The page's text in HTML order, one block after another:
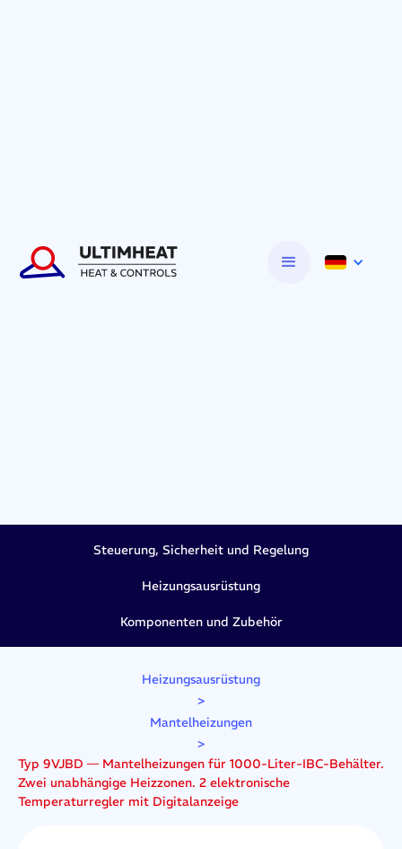
Steuerung, Sicherheit und Regelung
Heizungsausrüstung
Komponenten und Zubehör
Heizungsausrüstung
>
Mantelheizungen
>
Typ 9VJBD — Mantelheizungen für 1000-Liter-IBC-Behälter.
Zwei unabhängige Heizzonen. 2 elektronische
Temperaturregler mit Digitalanzeige